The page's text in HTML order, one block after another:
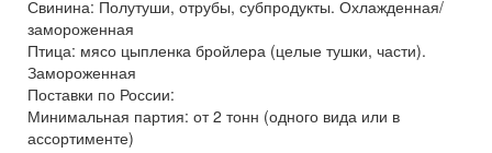
Свинина: Полутуши, отрубы, субпродукты. Охлажденная/
замороженная
Птица: мясо цыпленка бройлера (целые тушки, части).
Замороженная
Поставки по России:
Минимальная партия: от 2 тонн (одного вида или в
ассортименте)